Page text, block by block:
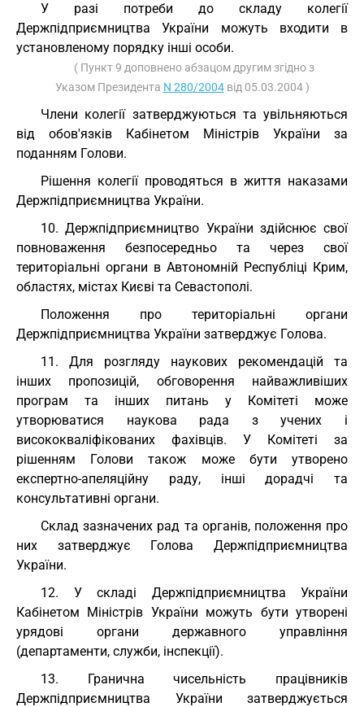
У разі потреби до складу колегії
Держпідприємництва України можуть входити в
установленому порядку інші особи.
( Пункт 9 доповнено абзацом другим згідно з
Указом Президента N 280/2004від 05.03.2004 )
Члени колегії затверджуються та увільняються
від обов'язків Кабінетом Міністрів України за
поданням Голови.
Рішення колегії проводяться в життя наказами
Держпідприємництва України.
10. Держпідприємництво України здійснює свої
повноваження безпосередньо та через свої
територіальні органи в Автономній Республіці Крим,
областях, містах Києві та Севастополі.
Положення про територіальні органи
Держпідприємництва України затверджує Голова.
11. Для розгляду наукових рекомендацій та
інших пропозицій, обговорення найважливіших
програм та інших питань у Комітеті може
утворюватися наукова рада з учених і
висококваліфікованих фахівців. У Комітеті за
рішенням Голови також може бути утворено
експертно-апеляційну раду, інші дорадчі та
консультативні органи.
Склад зазначених рад та органів, положення про
них затверджує Голова Держпідприємництва
України.
12. У складі Держпідприємництва України
Кабінетом Міністрів України можуть бути утворені
урядові органи державного управління
(департаменти, служби, інспекції).
13. Гранична чисельність працівників
Держпідприємництва України затверджується